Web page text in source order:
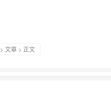
> 文章 > 正文